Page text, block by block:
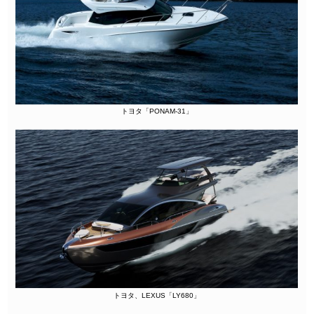
トヨタ「PONAM-31」
トヨタ、LEXUS「LY680」